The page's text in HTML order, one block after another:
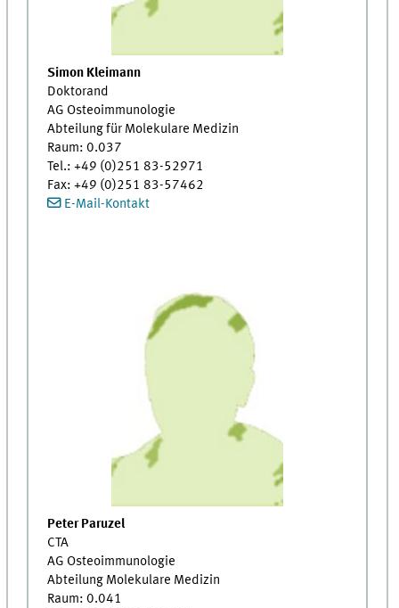
Simon Kleimann
Doktorand
AG Osteoimmunologie
Abteilung für Molekulare Medizin
Raum: 0.037
Tel.: +49 (0)251 83-52971
Fax: +49 (0)251 83-57462
E-Mail-Kontakt
Peter Paruzel
CTA
AG Osteoimmunologie
Abteilung Molekulare Medizin
Raum: 0.041